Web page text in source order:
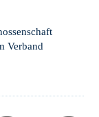
Verband